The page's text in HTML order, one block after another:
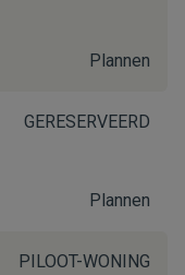
Plannen
GERESERVEERD
Plannen
PILOOT-WONING